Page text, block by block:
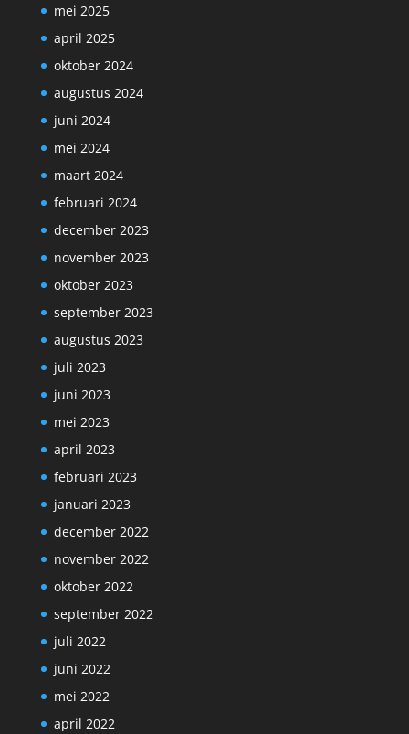
mei 2025
april 2025
oktober 2024
augustus 2024
juni 2024
mei 2024
maart 2024
februari 2024
december 2023
november 2023
oktober 2023
september 2023
augustus 2023
juli 2023
juni 2023
mei 2023
april 2023
februari 2023
januari 2023
december 2022
november 2022
oktober 2022
september 2022
juli 2022
juni 2022
mei 2022
april 2022